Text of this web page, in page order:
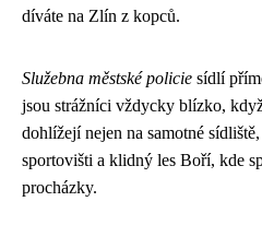
díváte na Zlín z kopců.
Služebna městské policie sídlí
jsou strážníci vždycky blízko,
dohlížejí nejen na samotné
sportovišti a klidný les Boří, kde
procházky.